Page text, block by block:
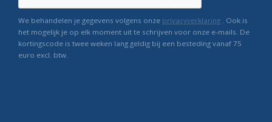
We behandelen je gegevens volgens onze privacyverklaring . Ook is
het mogelijk je op elk moment uit te schrijven voor onze e-mails. De
kortingscode is twee weken lang geldig bij een besteding vanaf 75
euro excl. btw.